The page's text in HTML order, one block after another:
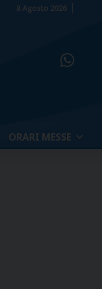
8 Agosto 2026
ORARI MESSE